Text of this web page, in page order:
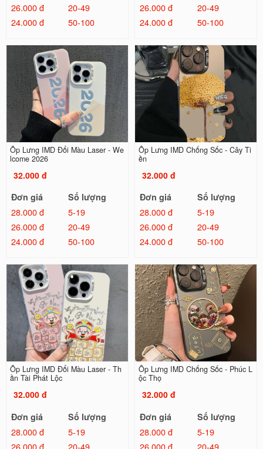
26.000 đ
20-49
24.000 đ
50-100
26.000 đ
20-49
24.000 đ
50-100
Ốp Lưng IMD Đổi Màu Laser - We
lcome 2026
32.000 đ
Đơn giá
Số lượng
28.000 đ
5-19
26.000 đ
20-49
24.000 đ
50-100
Ốp Lưng IMD Chống Sốc - Cây Ti
ền
32.000 đ
Đơn giá
Số lượng
28.000 đ
5-19
26.000 đ
20-49
24.000 đ
50-100
Ốp Lưng IMD Đổi Màu Laser - Th
ần Tài Phát Lộc
32.000 đ
Đơn giá
Số lượng
28.000 đ
5-19
26.000 đ
20-49
Ốp Lưng IMD Chống Sốc - Phúc L
ộc Thọ
32.000 đ
Đơn giá
Số lượng
28.000 đ
5-19
26.000 đ
20-49